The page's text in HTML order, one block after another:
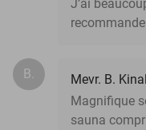
J’ai
B.
Mevr. B.
Magnifique
sauna